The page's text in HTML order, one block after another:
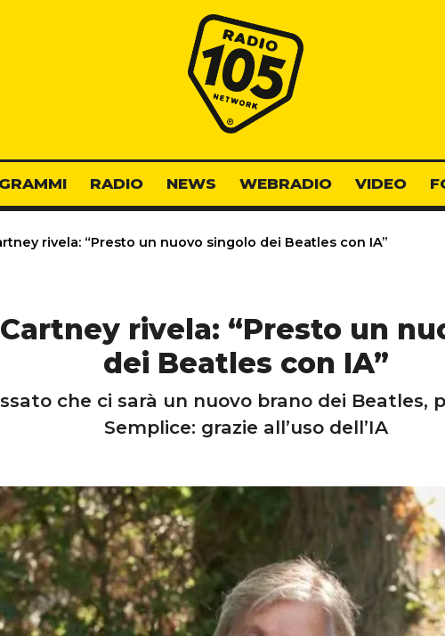
Radio 105
RADIO NEWS WEBRADIO VIDEO
rivela: “Presto un nuovo singolo dei Beatles con IA”
rivela: “Presto un
dei Beatles con IA”
che ci sarà un nuovo brano dei Beatles,
Semplice: grazie all’uso dell’IA